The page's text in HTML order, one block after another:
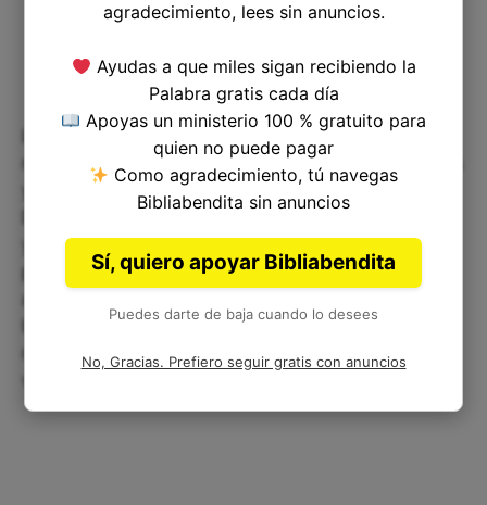
La historia de los hijos de Samuel es un
recordatorio poderoso de que nuestras decisiones
y acciones tienen consecuencias importantes.
y modelar nuestras vidas a través de líderes
piadosos, en lugar de ser arrastrados por la
biblia nos sirva como un llamado a la reflexión y
nos guíe en nuestro camino hacia la rectitud y la
agradecimiento, lees sin anuncios.
Ayudas a que miles sigan recibiendo la
Palabra gratis cada día
Apoyas un ministerio 100 % gratuito para
quien no puede pagar
Como agradecimiento, tú navegas
Bibliabendita sin anuncios
Sí, quiero apoyar Bibliabendita
Puedes darte de baja cuando lo desees
No, Gracias. Prefiero seguir gratis con anuncios